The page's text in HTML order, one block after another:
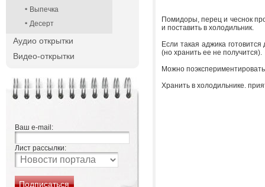
Выпечка
Десерт
Аудио открытки
Видео-открытки
Ваш e-mail:
Лист рассылки:
Помидоры, перец и чеснок
и поставить в холодильник.
Если такая аджика
(но хранить ее не получится).
Можно
Хранить в холодильнике.